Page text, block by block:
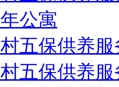
公寓
五保供养
五保供养